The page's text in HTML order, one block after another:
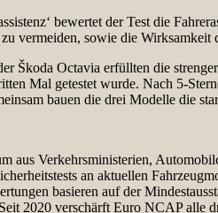
bewertet der Test die
vermeiden, sowie die
Škoda Octavia erfüllten die
Mal getestet wurde. Nach 5-
bauen die drei Modelle die
aus Verkehrsministerien,
an aktuellen
basieren auf der
2020 verschärft Euro NCAP alle